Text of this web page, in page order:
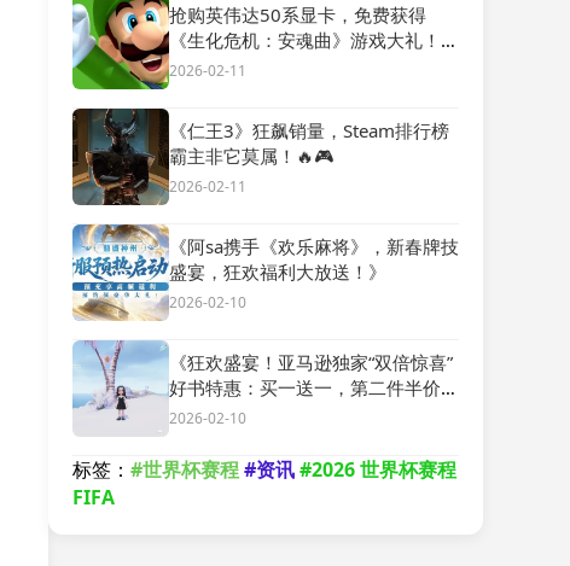
抢购英伟达50系显卡，免费获得
《生化危机：安魂曲》游戏大礼！限
时优惠，错过等一年！
2026-02-11
《仁王3》狂飙销量，Steam排行榜
霸主非它莫属！🔥🎮
2026-02-11
《阿sa携手《欢乐麻将》，新春牌技
盛宴，狂欢福利大放送！》
2026-02-10
《狂欢盛宴！亚马逊独家“双倍惊喜”
好书特惠：买一送一，第二件半价，
必读佳作大放送》
2026-02-10
标签： #世界杯赛程#资讯#2026 世界杯赛程
FIFA